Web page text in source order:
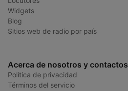
Widgets
Blog
Sitios web de radio por país
Acerca de nosotros y contactos
Política de privacidad
Términos del servicio